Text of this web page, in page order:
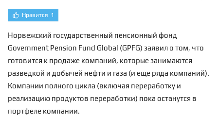
Нравится 1
Норвежский государственный пенсионный фонд
Government Pension Fund Global (GPFG) заявил о том, что
готовится к продаже компаний, которые занимаются
разведкой и добычей нефти и газа (и еще ряда компаний).
Компании полного цикла (включая переработку и
реализацию продуктов переработки) пока останутся в
портфеле компании.